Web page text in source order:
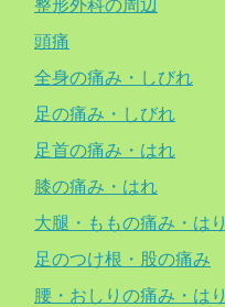
整形外科の周辺
頭痛
全身の痛み・しびれ
足の痛み・しびれ
足首の痛み・はれ
膝の痛み・はれ
大腿・ももの痛み・はり
足のつけ根・股の痛み
腰・おしりの痛み・はり